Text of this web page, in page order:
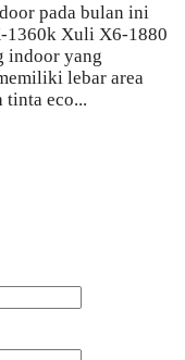
pada bulan ini
1360k Xuli X6-1880
indoor yang
lebar area
tinta eco...